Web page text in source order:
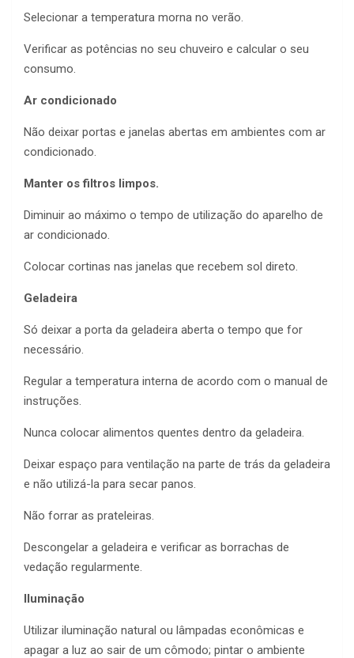
Selecionar a temperatura morna no verão.
Verificar as potências no seu chuveiro e calcular o seu
consumo.
Ar condicionado
Não deixar portas e janelas abertas em ambientes com ar
condicionado.
Manter os filtros limpos.
Diminuir ao máximo o tempo de utilização do aparelho de
ar condicionado.
Colocar cortinas nas janelas que recebem sol direto.
Geladeira
Só deixar a porta da geladeira aberta o tempo que for
necessário.
Regular a temperatura interna de acordo com o manual de
instruções.
Nunca colocar alimentos quentes dentro da geladeira.
Deixar espaço para ventilação na parte de trás da geladeira
e não utilizá-la para secar panos.
Não forrar as prateleiras.
Descongelar a geladeira e verificar as borrachas de
vedação regularmente.
Iluminação
Utilizar iluminação natural ou lâmpadas econômicas e
apagar a luz ao sair de um cômodo; pintar o ambiente